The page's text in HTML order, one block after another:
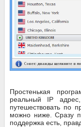
Простенькая
реальный IP
путешествовать по
можно ниже. Сразу
поддержка есть,